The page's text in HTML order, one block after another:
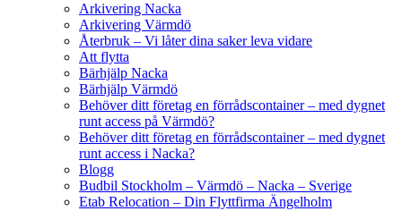
Arkivering Nacka
Arkivering Värmdö
Återbruk – Vi låter dina saker leva vidare
Att flytta
Bärhjälp Nacka
Bärhjälp Värmdö
Behöver ditt företag en förrådscontainer – med dygnet
runt access på Värmdö?
Behöver ditt företag en förrådscontainer – med dygnet
runt access i Nacka?
Blogg
Budbil Stockholm – Värmdö – Nacka – Sverige
Etab Relocation – Din Flyttfirma Ängelholm